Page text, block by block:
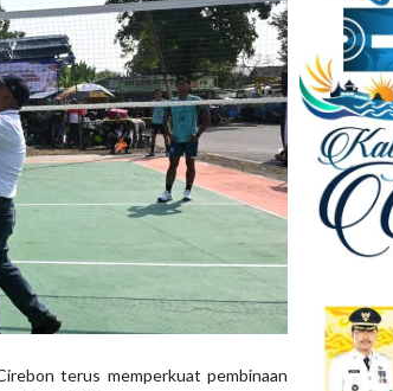
terus memperkuat pembinaan